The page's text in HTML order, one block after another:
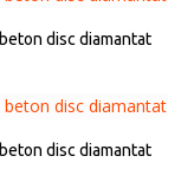
disc diamantat
disc diamantat